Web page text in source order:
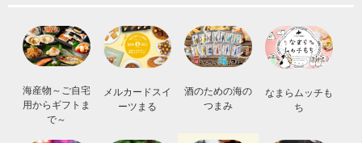
海産物～ご自宅
用からギフトま
で～
メルカードスイ
ーツまる
酒のための海の
つまみ
なまらムッチも
ち